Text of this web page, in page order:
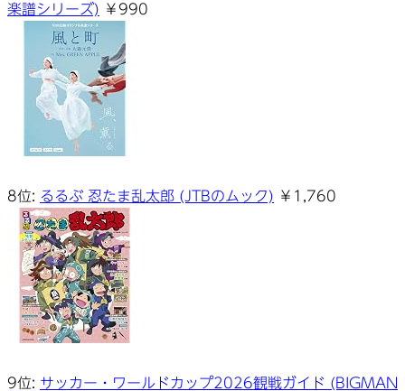
楽譜シリーズ) ￥990
8位: るるぶ 忍たま乱太郎 (JTBのムック) ￥1,760
9位: サッカー・ワールドカップ2026観戦ガイド (BIGMAN